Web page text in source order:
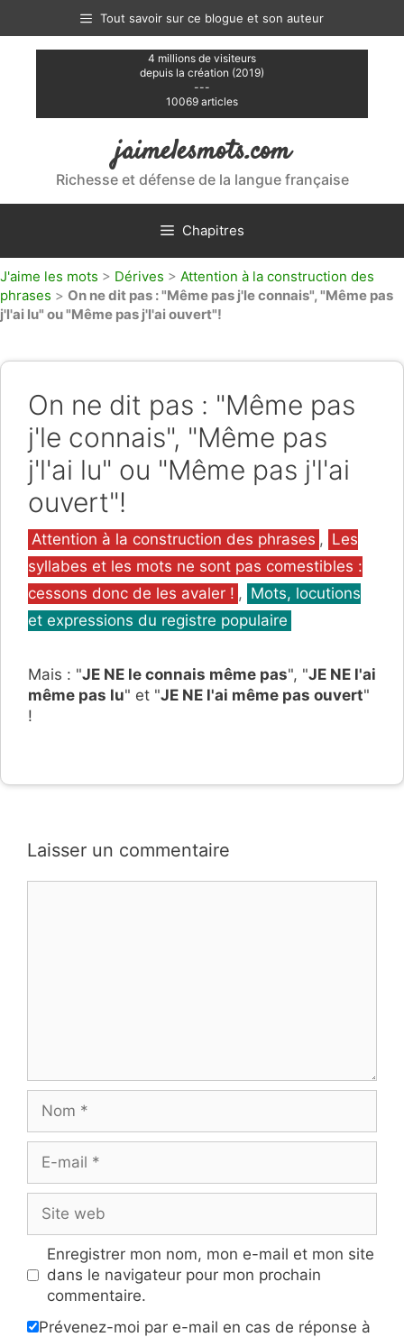
contenu
Tout savoir sur ce blogue et son auteur
4 millions de visiteurs
depuis la création (2019)
---
10069 articles
jaimelesmots.com
Richesse et défense de la langue française
Chapitres
J'aime les mots > Dérives > Attention à la construction des
phrases > On ne dit pas : "Même pas j'le connais", "Même pas
j'l'ai lu" ou "Même pas j'l'ai ouvert"!
On ne dit pas : "Même pas
j'le connais", "Même pas
j'l'ai lu" ou "Même pas j'l'ai
ouvert"!
Catégories
Attention à la construction des phrases , Les
syllabes et les mots ne sont pas comestibles :
cessons donc de les avaler ! , Mots, locutions
et expressions du registre populaire
Mais : "JE NE le connais même pas", "JE NE l'ai
même pas lu" et "JE NE l'ai même pas ouvert"
!
Laisser un commentaire
mail
web
Enregistrer mon nom, mon e-mail et mon site
dans le navigateur pour mon prochain
commentaire.
Prévenez-moi par e-mail en cas de réponse à